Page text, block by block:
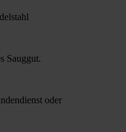
Sauggut.
oder